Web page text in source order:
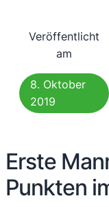
Veröffentlicht
am
8. Oktober
2019
Erste
Punkten